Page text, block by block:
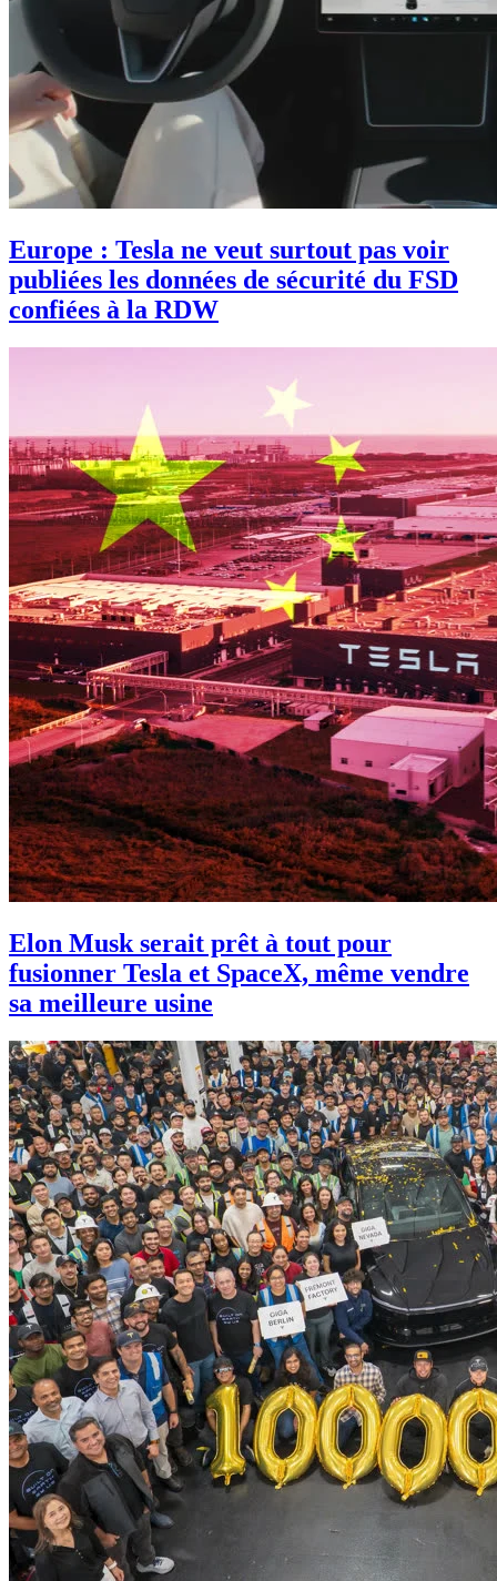
Europe : Tesla ne veut surtout pas voir
publiées les données de sécurité du FSD
confiées à la RDW
Elon Musk serait prêt à tout pour
fusionner Tesla et SpaceX, même vendre
sa meilleure usine